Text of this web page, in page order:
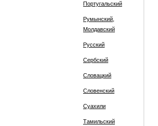
Португальский
Румынский,
Молдавский
Русский
Сербский
Словацкий
Словенский
Суахили
Тамильский